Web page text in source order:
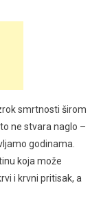
smrtnosti širom
ne stvara naglo –
godinama.
koja može
i krvni pritisak, a